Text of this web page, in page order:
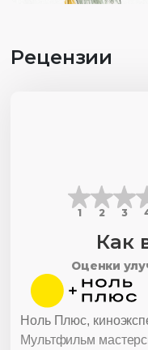
Рецензии
1 2 3
Как
Оценки
Мультфильм
Ноль Плюс,